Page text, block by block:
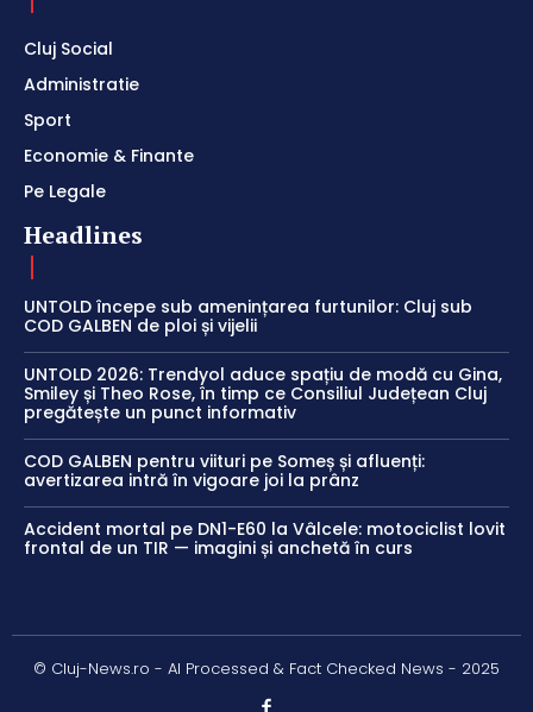
Cluj Social
Administratie
Sport
Economie & Finante
Pe Legale
Headlines
UNTOLD începe sub amenințarea furtunilor: Cluj sub
COD GALBEN de ploi și vijelii
UNTOLD 2026: Trendyol aduce spațiu de modă cu Gina,
Smiley și Theo Rose, în timp ce Consiliul Județean Cluj
pregătește un punct informativ
COD GALBEN pentru viituri pe Someș și afluenți:
avertizarea intră în vigoare joi la prânz
Accident mortal pe DN1-E60 la Vâlcele: motociclist lovit
frontal de un TIR — imagini și anchetă în curs
© Cluj-News.ro - AI Processed & Fact Checked News - 2025